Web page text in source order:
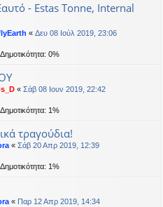
- Estas Tonne, Internal
« Δευ 08 Ιούλ 2019, 23:06
Δημοτικότητα: 0%
« Σάβ 08 Ιουν 2019, 22:42
Δημοτικότητα: 1%
τραγούδια!
« Σάβ 20 Απρ 2019, 12:39
Δημοτικότητα: 1%
« Παρ 12 Απρ 2019, 14:34